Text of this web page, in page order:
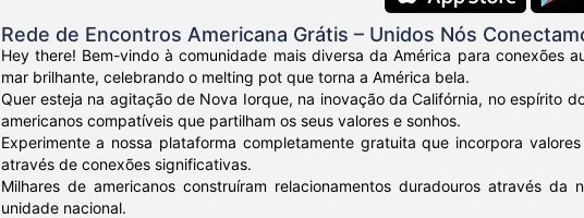
Rede de Encontros Americana Grátis – Unidos Nós
Hey there! Bem-vindo à comunidade mais diversa da América para conexões
mar brilhante, celebrando o melting pot que torna a América bela.
Quer esteja na agitação de Nova Iorque, na inovação da Califórnia, no espírito
americanos compatíveis que partilham os seus valores e sonhos.
Experimente a nossa plataforma completamente gratuita que incorpora
através de conexões significativas.
Milhares de americanos construíram relacionamentos duradouros através
unidade nacional.